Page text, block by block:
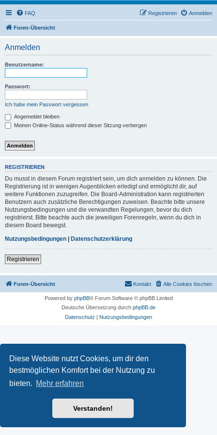
Diese Website nutzt Cookies, um dir den
bestmöglichen Komfort bei der Nutzung zu
bieten. Mehr erfahren
Verstanden!
FAQ Anmelden
Registrieren
Foren-Übersicht
Anmelden
Benutzername:
Passwort:
Ich habe mein Passwort vergessen
Angemeldet bleiben
Meinen Online-Status während dieser Sitzung verbergen
REGISTRIEREN
Du musst in diesem Forum registriert sein, um dich anmelden zu können. Die
Registrierung ist in wenigen Augenblicken erledigt und ermöglicht dir, auf
weitere Funktionen zuzugreifen. Die Board-Administration kann registrierten
Benutzern auch zusätzliche Berechtigungen zuweisen. Beachte bitte unsere
Nutzungsbedingungen und die verwandten Regelungen, bevor du dich
registrierst. Bitte beachte auch die jeweiligen Forenregeln, wenn du dich in
diesem Board bewegst.
Nutzungsbedingungen | Datenschutzerklärung
Registrieren
Foren-Übersicht Alle Cookies löschen
Kontakt
Powered by phpBB® Forum Software © phpBB Limited
Deutsche Übersetzung durch phpBB.de
Datenschutz | Nutzungsbedingungen